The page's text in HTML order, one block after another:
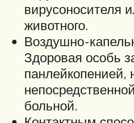
вирусоносителя
животного.
Воздушно-
Здоровая особь
панлейкопенией,
больной.